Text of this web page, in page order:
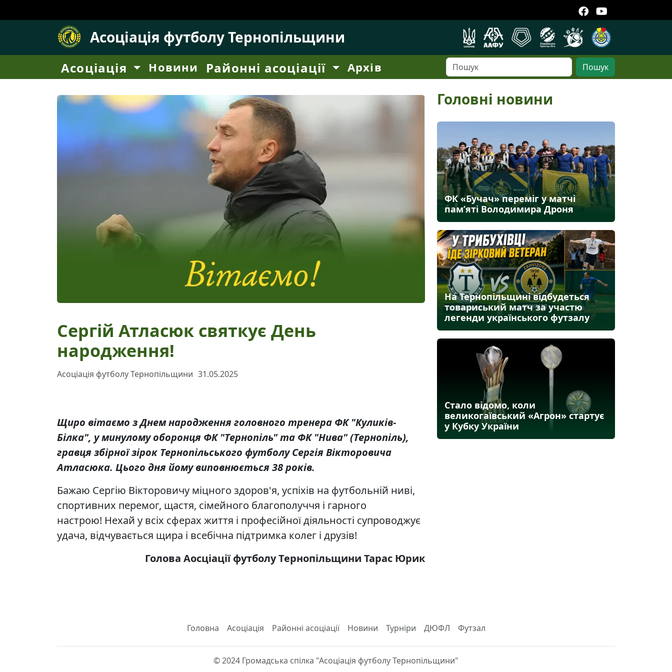
Асоціація футболу Тернопільщини
Асоціація Новини Районні асоціації Архів Пошук
Сергій Атласюк святкує День
народження!
Асоціація футболу Тернопільщини 31.05.2025
Щиро вітаємо з Днем народження головного тренера ФК "Куликів-
Білка", у минулому оборонця ФК "Тернопіль" та ФК "Нива" (Тернопіль),
гравця збірної зірок Тернопільського футболу Сергія Вікторовича
Атласюка. Цього дня йому виповнюється 38 років.
Бажаю Сергію Вікторовичу міцного здоров'я, успіхів на футбольній ниві,
спортивних перемог, щастя, сімейного благополуччя і гарного
настрою! Нехай у всіх сферах життя і професійної діяльності супроводжує
удача, відчувається щира і всебічна підтримка колег і друзів!
Голова Аосціації футболу Тернопільщини Тарас Юрик
Головні новини
ФК «Бучач» переміг у матчі
пам’яті Володимира Дроня
На Тернопільщині відбудеться
товариський матч за участю
легенди українського футзалу
Стало відомо, коли
великогаївський «Агрон» стартує
у Кубку України
Головна Асоціація Районні асоціації Новини Турніри ДЮФЛ Футзал
© 2024 Громадська спілка "Асоціація футболу Тернопільщини"